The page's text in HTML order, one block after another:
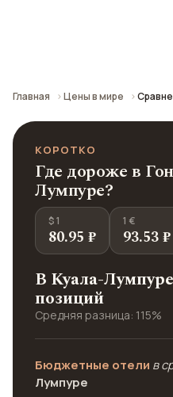
Главная Цены в мире
КОРОТКО
Где дороже в
Лумпуре?
$ 1
80.95 ₽
1 €
93.53 ₽
В Куала-
позиций
Средняя разница: 115%
Бюджетные отели в
Лумпуре